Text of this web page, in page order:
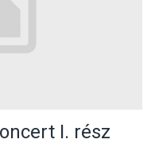
I. rész